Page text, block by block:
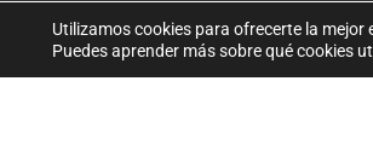
Utilizamos cookies para ofrecerte la mejor
Puedes aprender más sobre qué cookies